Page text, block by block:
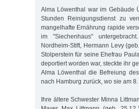
Alma Löwenthal war im Gebäude
Stunden Reinigungsdienst zu
mangelhafte Ernährung rapide
im "Siechenhaus"
Nordheim-Stift, Hermann Levy
Stolperstein für seine Ehefrau
deportiert worden war, steckte ihr
Alma Löwenthal die Befreiung
nach Hamburg zurück, wo sie am
Ihre ältere Schwester Minna